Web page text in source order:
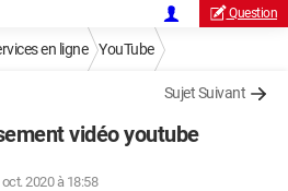
Question
en ligne YouTube
Sujet Suivant
vidéo youtube
2020 à 18:58